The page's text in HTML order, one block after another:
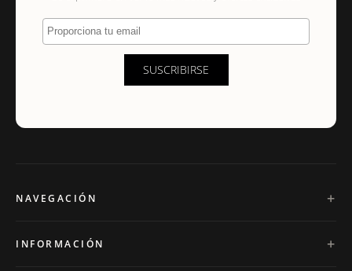
Proporciona tu email
SUSCRIBIRSE
NAVEGACIÓN
INFORMACIÓN